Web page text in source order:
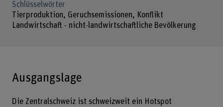
Schlüsselwörter
Tierproduktion, Geruchsemissionen, Konflikt
Landwirtschaft - nicht-landwirtschaftliche Bevölkerung
Ausgangslage
Die Zentralschweiz ist schweizweit ein Hotspot